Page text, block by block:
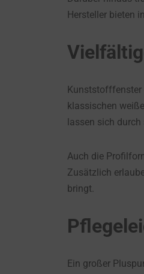
Hersteller bieten
Kunststofffenster
klassischen
lassen sich
Auch die
Zusätzlich
bringt.
Ein großer